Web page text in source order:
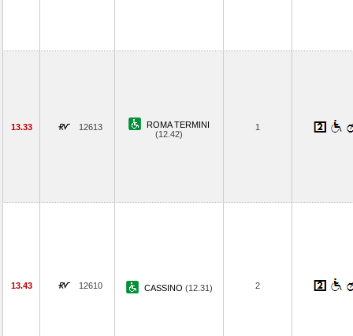
13.33 12613
ROMA TERMINI
(12.42)
1
13.43 12610 CASSINO (12.31) 2